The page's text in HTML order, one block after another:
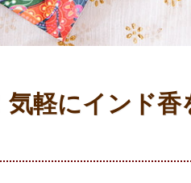
気軽にインド香